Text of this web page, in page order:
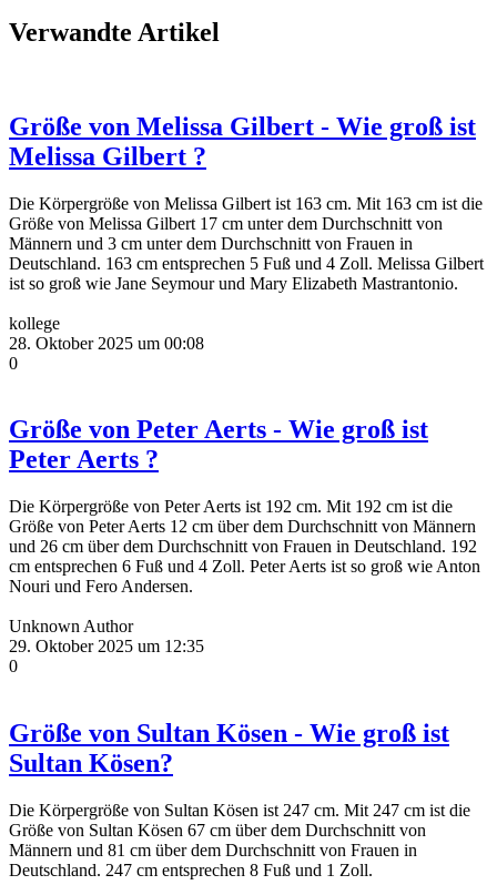
Verwandte Artikel
Größe von Melissa Gilbert - Wie groß ist
Melissa Gilbert ?
Die Körpergröße von Melissa Gilbert ist 163 cm. Mit 163 cm ist die
Größe von Melissa Gilbert 17 cm unter dem Durchschnitt von
Männern und 3 cm unter dem Durchschnitt von Frauen in
Deutschland. 163 cm entsprechen 5 Fuß und 4 Zoll. Melissa Gilbert
ist so groß wie Jane Seymour und Mary Elizabeth Mastrantonio.
kollege
28. Oktober 2025 um 00:08
0
Größe von Peter Aerts - Wie groß ist
Peter Aerts ?
Die Körpergröße von Peter Aerts ist 192 cm. Mit 192 cm ist die
Größe von Peter Aerts 12 cm über dem Durchschnitt von Männern
und 26 cm über dem Durchschnitt von Frauen in Deutschland. 192
cm entsprechen 6 Fuß und 4 Zoll. Peter Aerts ist so groß wie Anton
Nouri und Fero Andersen.
Unknown Author
29. Oktober 2025 um 12:35
0
Größe von Sultan Kösen - Wie groß ist
Sultan Kösen?
Die Körpergröße von Sultan Kösen ist 247 cm. Mit 247 cm ist die
Größe von Sultan Kösen 67 cm über dem Durchschnitt von
Männern und 81 cm über dem Durchschnitt von Frauen in
Deutschland. 247 cm entsprechen 8 Fuß und 1 Zoll.